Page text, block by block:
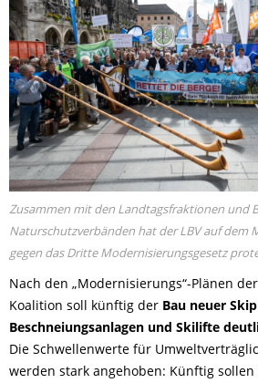
Zusammen mit den Landtagsfraktionen und
Naturschutzverbänden hat der LBV auf dem
gegen das Dritte Modernisierungsgesetz
Nach den „Modernisierungs“-Plänen
Koalition soll künftig der Bau neuer
Beschneiungsanlagen und Skilifte
Die Schwellenwerte für
werden stark angehoben: Künftig